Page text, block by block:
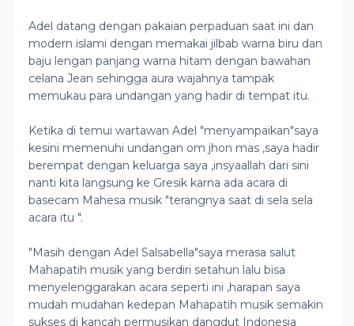
Adel datang dengan pakaian perpaduan saat ini dan
modern islami dengan memakai jilbab warna biru dan
baju lengan panjang warna hitam dengan bawahan
celana Jean sehingga aura wajahnya tampak
memukau para undangan yang hadir di tempat itu.
Ketika di temui wartawan Adel "menyampaikan"saya
kesini memenuhi undangan om jhon mas ,saya hadir
berempat dengan keluarga saya ,insyaallah dari sini
nanti kita langsung ke Gresik karna ada acara di
basecam Mahesa musik "terangnya saat di sela sela
acara itu ".
"Masih dengan Adel Salsabella"saya merasa salut
Mahapatih musik yang berdiri setahun lalu bisa
menyelenggarakan acara seperti ini ,harapan saya
mudah mudahan kedepan Mahapatih musik semakin
sukses di kancah permusikan dangdut Indonesia